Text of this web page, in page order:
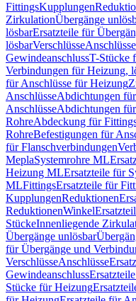
FittingsKupplungen
ZirkulationÜbergänge
lösbarErsatzteile für
lösbarVerschlüsseAnschlüsse
GewindeanschlussT-Stücke
Verbindungen für Heizung,
für Anschlüsse für Heizung
AnschlüsseAbdichtungen
AnschlüsseAbdichtungen
RohreAbdeckung für
RohreBefestigungen für
für Flanschverbindungen
MeplaSystemrohre ML
Heizung MLErsatzteile für
MLFittingsErsatzteile für
KupplungenReduktionen
ReduktionenWinkel
StückeInnenliegende
Übergänge unlösbar
für Übergänge und
VerschlüsseAnschlüsse
Gewindeanschluss
Stücke für Heizung